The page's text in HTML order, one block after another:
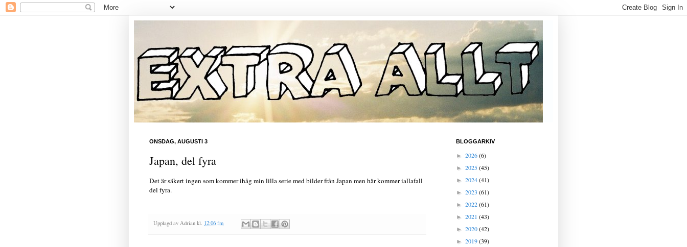
ONSDAG, AUGUSTI 3
Japan, del fyra
Det är säkert ingen som kommer ihåg min lilla serie med bilder från Japan men här kommer iallafall
del fyra.
Upplagd av Adrian kl. 12:06 fm
BLOGGARKIV
► 2026(6)
► 2025(45)
► 2024(41)
► 2023 (61)
► 2022(61)
► 2021 (43)
► 2020(42)
► 2019(39)